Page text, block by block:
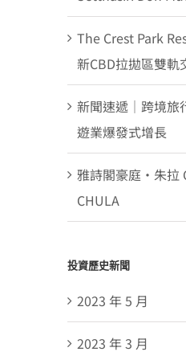
The Crest Park
新CBD拉拋區雙軌
新聞速遞｜跨境旅
遊業爆發式增長
雅詩閣豪庭・朱拉
CHULA
投資歷史新聞
2023 年 5 月
2023 年 3 月